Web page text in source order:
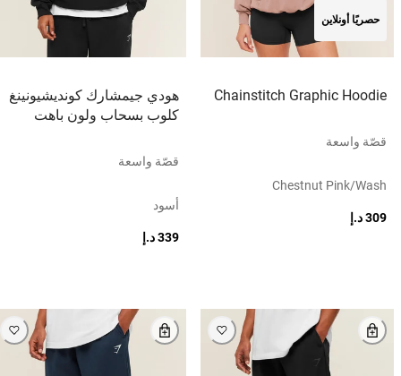
حصريًا أونلاين
Chainstitch Graphic Hoodie
قصّة واسعة
Chestnut Pink/wash
309 د.إ
هودي جيمشارك كونديشيونينغ
كلوب بسحاب ولون باهت
قصّة واسعة
أسود
339 د.إ